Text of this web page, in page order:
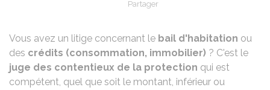
Partager
Vous avez un litige concernant le bail d'habitation ou
des crédits (consommation, immobilier) ? C'est le
juge des contentieux de la protection qui est
compétent, quel que soit le montant, inférieur ou